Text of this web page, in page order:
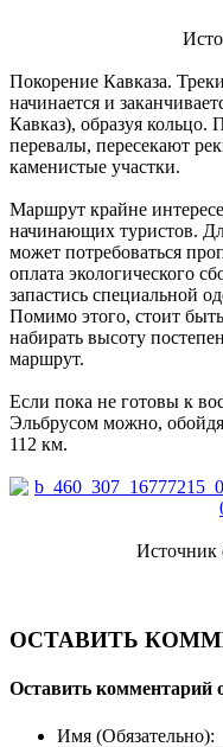
Покорение Кавказа.
начинается и
Кавказ), образуя кольцо.
перевалы, пересекают
каменистые участки.
Маршрут крайне
начинающих туристов.
может потребоваться
оплата экологического
запастись специальной
Помимо этого, стоит
набирать высоту
маршрут.
Если пока не готовы к
Эльбрусом можно,
112 км.
Источник
ОСТАВИТЬ
Оставить комментарий
Имя (Обязательно):